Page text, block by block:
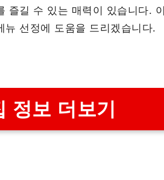
즐길 수 있는 매력이 있습니다.
선정에 도움을 드리겠습니다.
정보 더보기